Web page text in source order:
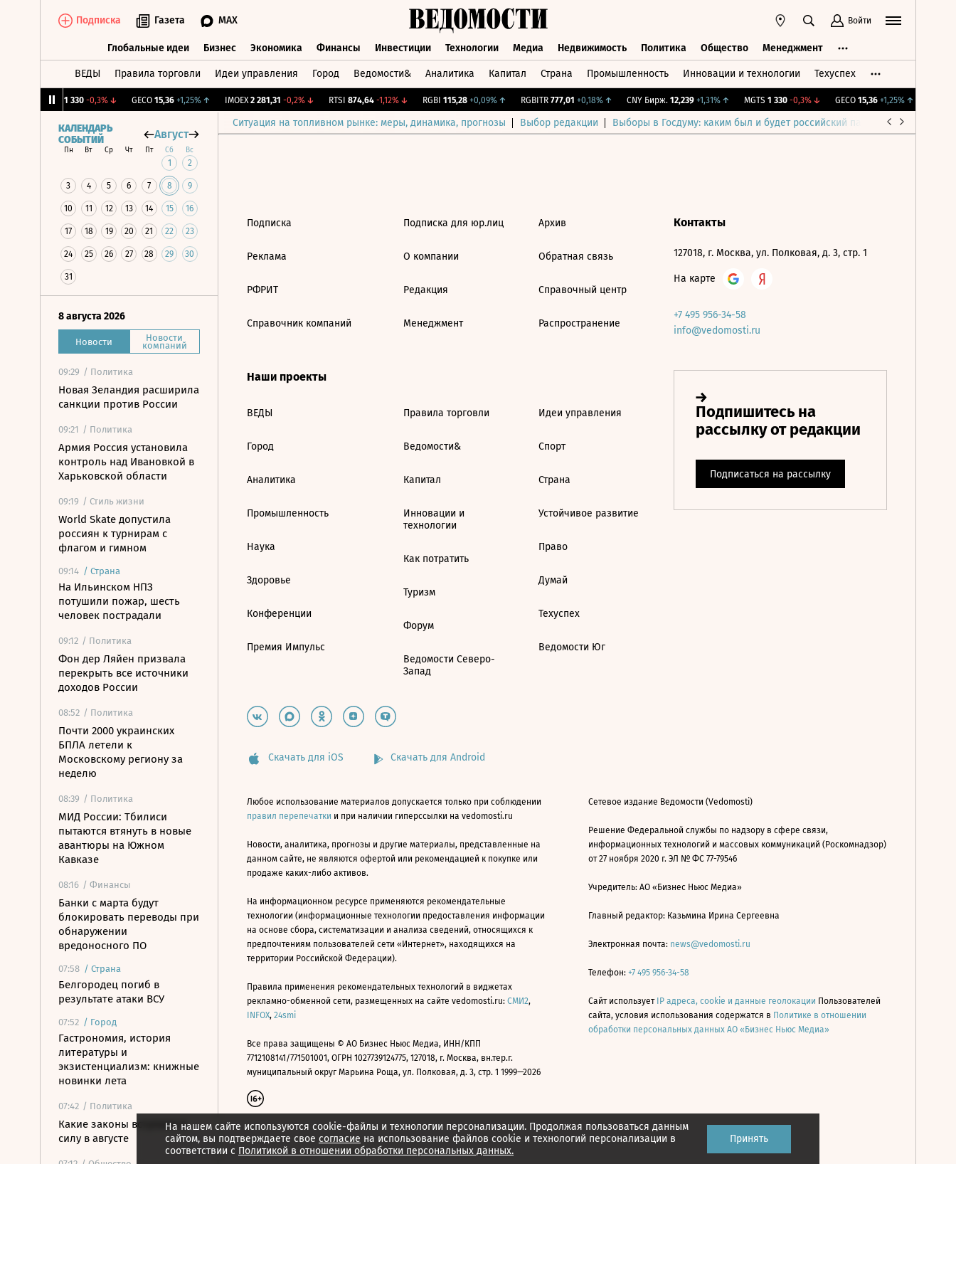
Подписка Газета MAX Войти
Глобальные идеи Бизнес Экономика Финансы Инвестиции Технологии Медиа Недвижимость Политика Общество Менеджмент
ВЕДЫ Правила торговли Идеи управления Город Ведомости& Аналитика Капитал Страна Промышленность Инновации и технологии Техуспех
1 330 -0,3%↓ GECO 15,36 +1,25%↑ IMOEX 2 281,31 -0,2%↓ RTSI 874,64 -1,12%↓ RGBI 115,28 +0,09%↑ RGBITR 777,01 +0,18%↑ CNY Бирж. 12,239 +1,31%↑ MGTS 1 330 -0,3%↓ GECO 15,36 +1,25%↑
Ситуация на топливном рынке: меры, динамика, прогнозы Выбор редакции Выборы в Госдуму: каким был и будет российский парламент
КАЛЕНДАРЬ
СОБЫТИЙ
Август
Пн Вт Ср Чт Пт Сб Вс
1 2
3 4 5 6 7 8 9
10 11 12 13 14 15 16
17 18 19 20 21 22 23
24 25 26 27 28 29 30
31
8 августа 2026
Новости Новости
компаний
09:29 / Политика
Новая Зеландия расширила
санкции против России
09:21 / Политика
Армия Россия установила
контроль над Ивановкой в
Харьковской области
09:19 / Стиль жизни
World Skate допустила
россиян к турнирам с
флагом и гимном
09:14 / Страна
На Ильинском НПЗ
потушили пожар, шесть
человек пострадали
09:12 / Политика
Фон дер Ляйен призвала
перекрыть все источники
доходов России
08:52 / Политика
Почти 2000 украинских
БПЛА летели к
Московскому региону за
неделю
08:39 / Политика
МИД России: Тбилиси
пытаются втянуть в новые
авантюры на Южном
Кавказе
08:16 / Финансы
Банки с марта будут
блокировать переводы при
обнаружении
вредоносного ПО
07:58 / Страна
Белгородец погиб в
результате атаки ВСУ
07:52 / Город
Гастрономия, история
литературы и
экзистенциализм: книжные
новинки лета
07:42 / Политика
Какие законы вступили в
силу в августе
07:12 / Общество
На нашем сайте используются cookie-файлы и технологии персонализации. Продолжая пользоваться данным
сайтом, вы подтверждаете свое согласие на использование файлов cookie и технологий персонализации в
соответствии с Политикой в отношении обработки персональных данных.
Принять
Подписка
Реклама
РФРИТ
Справочник компаний
Подписка для юр.лиц
О компании
Редакция
Менеджмент
Архив
Обратная связь
Справочный центр
Распространение
Наши проекты
ВЕДЫ
Город
Аналитика
Промышленность
Наука
Здоровье
Конференции
Премия Импульс
Правила торговли
Ведомости&
Капитал
Инновации и
технологии
Как потратить
Туризм
Форум
Ведомости Северо-
Запад
Идеи управления
Спорт
Страна
Устойчивое развитие
Право
Думай
Техуспех
Ведомости Юг
Контакты
127018, г. Москва, ул. Полковая, д. 3, стр. 1
На карте
+7 495 956-34-58
info@vedomosti.ru
Скачать для iOS Скачать для Android
Любое использование материалов допускается только при соблюдении
правил перепечатки и при наличии гиперссылки на vedomosti.ru
Новости, аналитика, прогнозы и другие материалы, представленные на
данном сайте, не являются офертой или рекомендацией к покупке или
продаже каких-либо активов.
На информационном ресурсе применяются рекомендательные
технологии (информационные технологии предоставления информации
на основе сбора, систематизации и анализа сведений, относящихся к
предпочтениям пользователей сети «Интернет», находящихся на
территории Российской Федерации).
Правила применения рекомендательных технологий в виджетах
рекламно-обменной сети, размещенных на сайте vedomosti.ru: СМИ2,
INFOX, 24smi
Все права защищены © АО Бизнес Ньюс Медиа, ИНН/КПП
7712108141/771501001, ОГРН 1027739124775, 127018, г. Москва, вн.тер.г.
муниципальный округ Марьина Роща, ул. Полковая, д. 3, стр. 1 1999—2026
Сетевое издание Ведомости (Vedomosti)
Решение Федеральной службы по надзору в сфере связи,
информационных технологий и массовых коммуникаций (Роскомнадзор)
от 27 ноября 2020 г. ЭЛ № ФС 77-79546
Учредитель: АО «Бизнес Ньюс Медиа»
Главный редактор: Казьмина Ирина Сергеевна
Электронная почта: news@vedomosti.ru
Телефон: +7 495 956-34-58
Сайт использует IP адреса, cookie и данные геолокации Пользователей
сайта, условия использования содержатся в Политике в отношении
обработки персональных данных АО «Бизнес Ньюс Медиа»